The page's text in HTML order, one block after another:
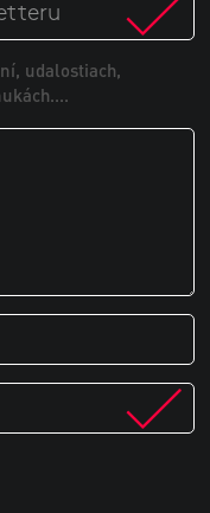
udalostiach,